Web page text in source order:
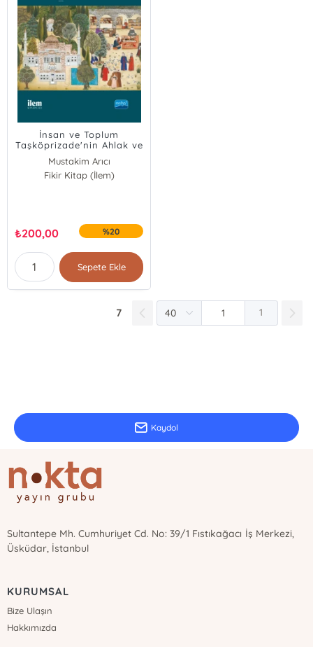
İnsan ve Toplum
Taşköprizade'nin Ahlak ve
Siyaset Düşüncesi
Mustakim Arıcı
Fikir Kitap (İlem)
₺200,00 %20
Sepete Ekle
7 1
Kaydol
Sultantepe Mh. Cumhuriyet Cd. No: 39/1 Fıstıkağacı İş Merkezi,
Üsküdar, İstanbul
KURUMSAL
Bize Ulaşın
Hakkımızda